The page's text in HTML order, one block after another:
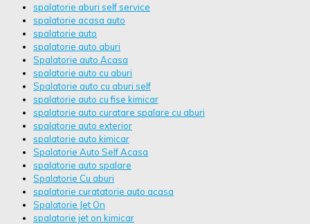
spalatorie aburi self service
spalatorie acasa auto
spalatorie auto
spalatorie auto aburi
Spalatorie auto Acasa
spalatorie auto cu aburi
Spalatorie auto cu aburi self
spalatorie auto cu fise kimicar
spalatorie auto curatare spalare cu aburi
spalatorie auto exterior
spalatorie auto kimicar
Spalatorie Auto Self Acasa
spalatorie auto spalare
Spalatorie Cu aburi
spalatorie curatatorie auto acasa
Spalatorie Jet On
spalatorie jet on kimicar